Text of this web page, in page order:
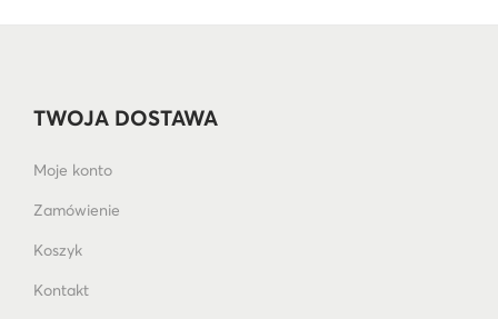
TWOJA DOSTAWA
Moje konto
Zamówienie
Koszyk
Kontakt